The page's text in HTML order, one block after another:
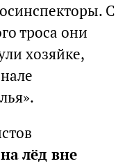
С
троса они
хозяйке,
лёд вне